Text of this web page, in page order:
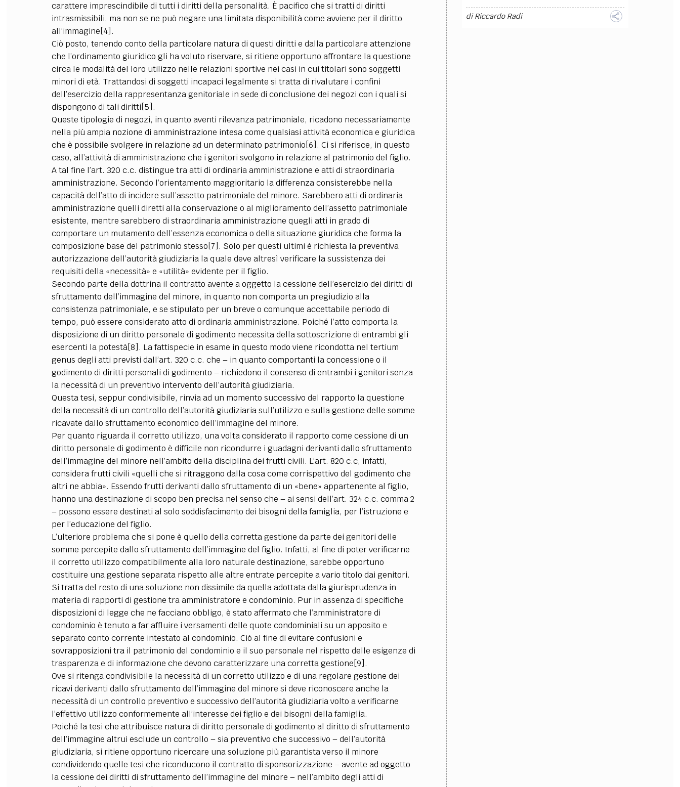
carattere imprescindibile di tutti i diritti della personalità. È pacifico che si tratti di diritti
intrasmissibili, ma non se ne può negare una limitata disponibilità come avviene per il diritto
all’immagine[4].
Ciò posto, tenendo conto della particolare natura di questi diritti e dalla particolare attenzione
che l’ordinamento giuridico gli ha voluto riservare, si ritiene opportuno affrontare la questione
circa le modalità del loro utilizzo nelle relazioni sportive nei casi in cui titolari sono soggetti
minori di età. Trattandosi di soggetti incapaci legalmente si tratta di rivalutare i confini
dell’esercizio della rappresentanza genitoriale in sede di conclusione dei negozi con i quali si
dispongono di tali diritti[5].
Queste tipologie di negozi, in quanto aventi rilevanza patrimoniale, ricadono necessariamente
nella più ampia nozione di amministrazione intesa come qualsiasi attività economica e giuridica
che è possibile svolgere in relazione ad un determinato patrimonio[6]. Ci si riferisce, in questo
caso, all’attività di amministrazione che i genitori svolgono in relazione al patrimonio del figlio.
A tal fine l’art. 320 c.c. distingue tra atti di ordinaria amministrazione e atti di straordinaria
amministrazione. Secondo l’orientamento maggioritario la differenza consisterebbe nella
capacità dell’atto di incidere sull’assetto patrimoniale del minore. Sarebbero atti di ordinaria
amministrazione quelli diretti alla conservazione o al miglioramento dell’assetto patrimoniale
esistente, mentre sarebbero di straordinaria amministrazione quegli atti in grado di
comportare un mutamento dell’essenza economica o della situazione giuridica che forma la
composizione base del patrimonio stesso[7]. Solo per questi ultimi è richiesta la preventiva
autorizzazione dell’autorità giudiziaria la quale deve altresì verificare la sussistenza dei
requisiti della «necessità» e «utilità» evidente per il figlio.
Secondo parte della dottrina il contratto avente a oggetto la cessione dell’esercizio dei diritti di
sfruttamento dell’immagine del minore, in quanto non comporta un pregiudizio alla
consistenza patrimoniale, e se stipulato per un breve o comunque accettabile periodo di
tempo, può essere considerato atto di ordinaria amministrazione. Poiché l’atto comporta la
disposizione di un diritto personale di godimento necessita della sottoscrizione di entrambi gli
esercenti la potestà[8]. La fattispecie in esame in questo modo viene ricondotta nel tertium
genus degli atti previsti dall’art. 320 c.c. che – in quanto comportanti la concessione o il
godimento di diritti personali di godimento – richiedono il consenso di entrambi i genitori senza
la necessità di un preventivo intervento dell’autorità giudiziaria.
Questa tesi, seppur condivisibile, rinvia ad un momento successivo del rapporto la questione
della necessità di un controllo dell’autorità giudiziaria sull’utilizzo e sulla gestione delle somme
ricavate dallo sfruttamento economico dell’immagine del minore.
Per quanto riguarda il corretto utilizzo, una volta considerato il rapporto come cessione di un
diritto personale di godimento è difficile non ricondurre i guadagni derivanti dallo sfruttamento
dell’immagine del minore nell’ambito della disciplina dei frutti civili. L’art. 820 c.c, infatti,
considera frutti civili «quelli che si ritraggono dalla cosa come corrispettivo del godimento che
altri ne abbia». Essendo frutti derivanti dallo sfruttamento di un «bene» appartenente al figlio,
hanno una destinazione di scopo ben precisa nel senso che – ai sensi dell’art. 324 c.c. comma 2
– possono essere destinati al solo soddisfacimento dei bisogni della famiglia, per l’istruzione e
per l’educazione del figlio.
L’ulteriore problema che si pone è quello della corretta gestione da parte dei genitori delle
somme percepite dallo sfruttamento dell’immagine del figlio. Infatti, al fine di poter verificarne
il corretto utilizzo compatibilmente alla loro naturale destinazione, sarebbe opportuno
costituire una gestione separata rispetto alle altre entrate percepite a vario titolo dai genitori.
Si tratta del resto di una soluzione non dissimile da quella adottata dalla giurisprudenza in
materia di rapporti di gestione tra amministratore e condominio. Pur in assenza di specifiche
disposizioni di legge che ne facciano obbligo, è stato affermato che l’amministratore di
condominio è tenuto a far affluire i versamenti delle quote condominiali su un apposito e
separato conto corrente intestato al condominio. Ciò al fine di evitare confusioni e
sovrapposizioni tra il patrimonio del condominio e il suo personale nel rispetto delle esigenze di
trasparenza e di informazione che devono caratterizzare una corretta gestione[9].
Ove si ritenga condivisibile la necessità di un corretto utilizzo e di una regolare gestione dei
ricavi derivanti dallo sfruttamento dell’immagine del minore si deve riconoscere anche la
necessità di un controllo preventivo e successivo dell’autorità giudiziaria volto a verificarne
l’effettivo utilizzo conformemente all’interesse dei figlio e dei bisogni della famiglia.
Poiché la tesi che attribuisce natura di diritto personale di godimento al diritto di sfruttamento
dell’immagine altrui esclude un controllo – sia preventivo che successivo – dell’autorità
giudiziaria, si ritiene opportuno ricercare una soluzione più garantista verso il minore
condividendo quelle tesi che riconducono il contratto di sponsorizzazione – avente ad oggetto
la cessione dei diritti di sfruttamento dell’immagine del minore – nell’ambito degli atti di
diRiccardo Radi